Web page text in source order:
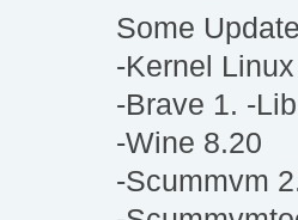
Some
-Kernel
-Brave 1. -
-Wine 8.20
-Scummvm